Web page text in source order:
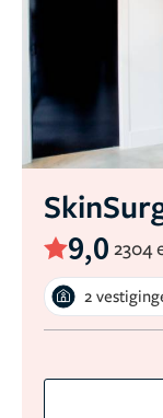
9,0 2304
2